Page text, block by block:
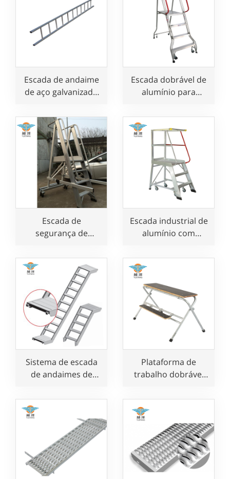
Escada de andaime
de aço galvanizado
Escada dobrável de
alumínio para
possíveis
Escada de
segurança de
corrimão
Escada industrial de
alumínio com
segurança para uso
Sistema de escada
de andaimes de
design inteligente
Plataforma de
trabalho dobrável
uso em altura 2